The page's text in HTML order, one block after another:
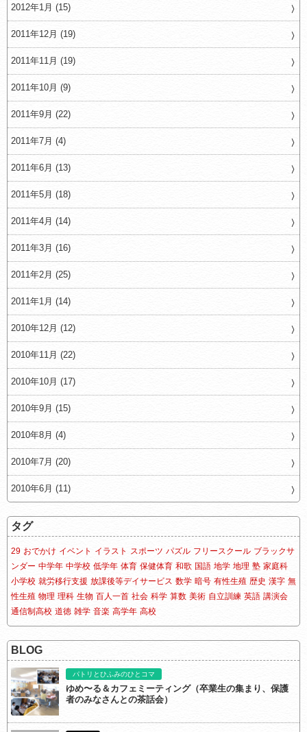
2012年1月 (15)
2011年12月 (19)
2011年11月 (19)
2011年10月 (9)
2011年9月 (22)
2011年7月 (4)
2011年6月 (13)
2011年5月 (18)
2011年4月 (14)
2011年3月 (16)
2011年2月 (25)
2011年1月 (14)
2010年12月 (12)
2010年11月 (22)
2010年10月 (17)
2010年9月 (15)
2010年8月 (4)
2010年7月 (20)
2010年6月 (11)
タグ
29 おでかけ イベント イラスト スポーツ パズル フリースクール ブラックサ
ンダー 中学年 中学校 低学年 体育 保健体育 和歌 国語 地学 地理 塾 家庭科
小学校 就労移行支援 放課後等デイサービス 数学 暗号 有性生殖 歴史 漢字 無
性生殖 物理 理科 生物 百人一首 社会 科学 算数 美術 自立訓練 英語 講演会
通信制高校 道徳 雑学 音楽 高学年 高校
BLOG
パトリとひふみのひとコマ
ゆめ〜る＆カフェミーティング（卒業生の集まり、保護
者のみなさんとの茶話会）